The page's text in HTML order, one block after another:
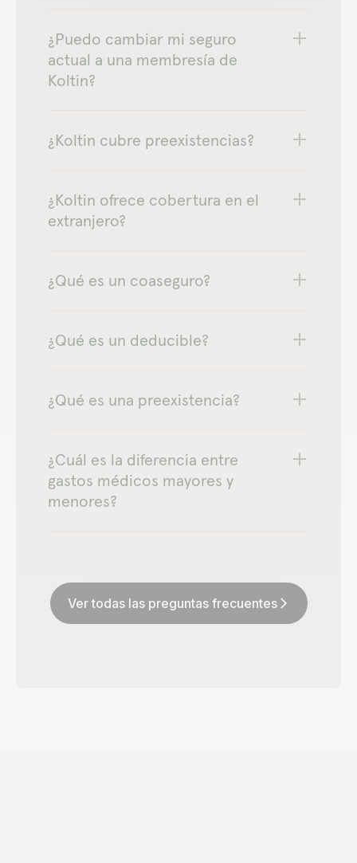
¿Puedo cambiar mi seguro
actual a una membresía de
Koltin?
¿Koltin cubre preexistencias?
¿Koltin ofrece cobertura en el
extranjero?
¿Qué es un coaseguro?
¿Qué es un deducible?
¿Qué es una preexistencia?
¿Cuál es la diferencia entre
gastos médicos mayores y
menores?
Ver todas las preguntas frecuentesarrow_forward_ios